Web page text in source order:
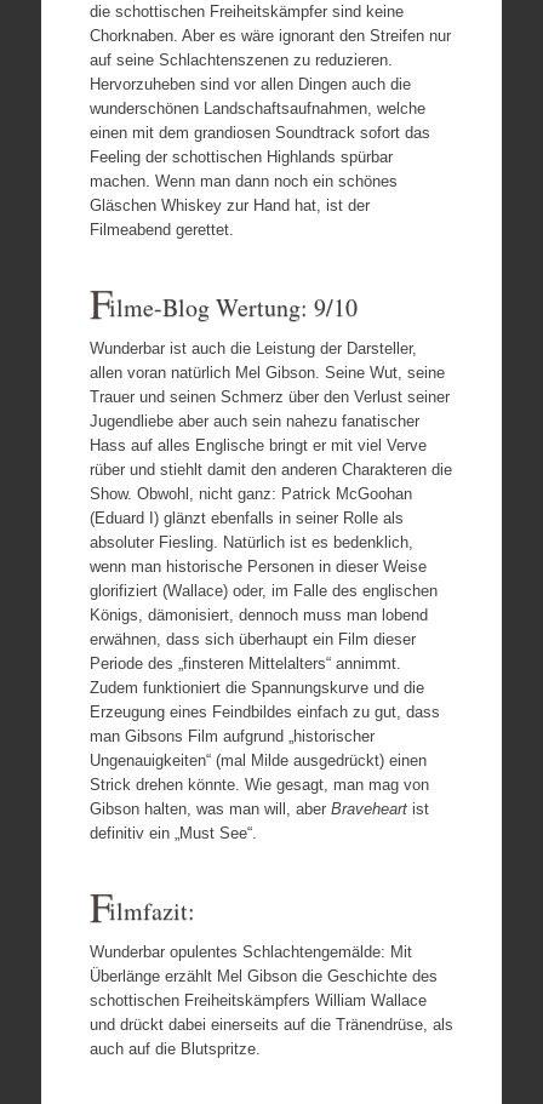
die schottischen Freiheitskämpfer sind keine
Chorknaben. Aber es wäre ignorant den Streifen nur
auf seine Schlachtenszenen zu reduzieren.
Hervorzuheben sind vor allen Dingen auch die
wunderschönen Landschaftsaufnahmen, welche
einen mit dem grandiosen Soundtrack sofort das
Feeling der schottischen Highlands spürbar
machen. Wenn man dann noch ein schönes
Gläschen Whiskey zur Hand hat, ist der
Filmeabend gerettet.
Filme-Blog Wertung: 9/10
Wunderbar ist auch die Leistung der Darsteller,
allen voran natürlich Mel Gibson. Seine Wut, seine
Trauer und seinen Schmerz über den Verlust seiner
Jugendliebe aber auch sein nahezu fanatischer
Hass auf alles Englische bringt er mit viel Verve
rüber und stiehlt damit den anderen Charakteren die
Show. Obwohl, nicht ganz: Patrick McGoohan
(Eduard I) glänzt ebenfalls in seiner Rolle als
absoluter Fiesling. Natürlich ist es bedenklich,
wenn man historische Personen in dieser Weise
glorifiziert (Wallace) oder, im Falle des englischen
Königs, dämonisiert, dennoch muss man lobend
erwähnen, dass sich überhaupt ein Film dieser
Periode des „finsteren Mittelalters“ annimmt.
Zudem funktioniert die Spannungskurve und die
Erzeugung eines Feindbildes einfach zu gut, dass
man Gibsons Film aufgrund „historischer
Ungenauigkeiten“ (mal Milde ausgedrückt) einen
Strick drehen könnte. Wie gesagt, man mag von
Gibson halten, was man will, aber Braveheartist
definitiv ein „Must See“.
Filmfazit:
Wunderbar opulentes Schlachtengemälde: Mit
Überlänge erzählt Mel Gibson die Geschichte des
schottischen Freiheitskämpfers William Wallace
und drückt dabei einerseits auf die Tränendrüse, als
auch auf die Blutspritze.